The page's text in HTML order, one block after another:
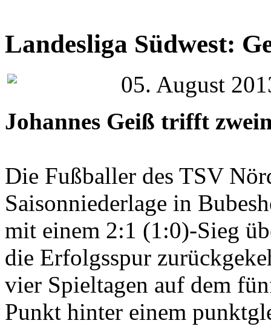
Landesliga Südwest:
05. August
Johannes Geiß trifft
Die Fußballer des TSV
Saisonniederlage in
mit einem 2:1 (1:0)-Sieg
die Erfolgsspur
vier Spieltagen auf dem
Punkt hinter einem